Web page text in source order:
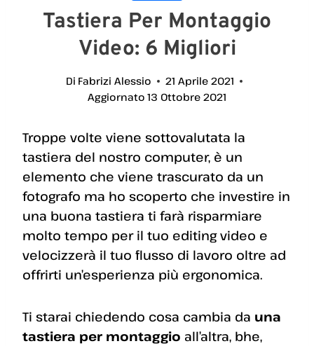
Tastiera Per Montaggio
Video: 6 Migliori
Di Fabrizi Alessio
21 Aprile 2021
Aggiornato 13 Ottobre 2021
Troppe volte viene sottovalutata la
tastiera del nostro computer, è un
elemento che viene trascurato da un
fotografo ma ho scoperto che investire in
una buona tastiera ti farà risparmiare
molto tempo per il tuo editing video e
velocizzerà il tuo flusso di lavoro oltre ad
offrirti un’esperienza più ergonomica.
Ti starai chiedendo cosa cambia da una
tastiera per montaggio all’altra, bhe,